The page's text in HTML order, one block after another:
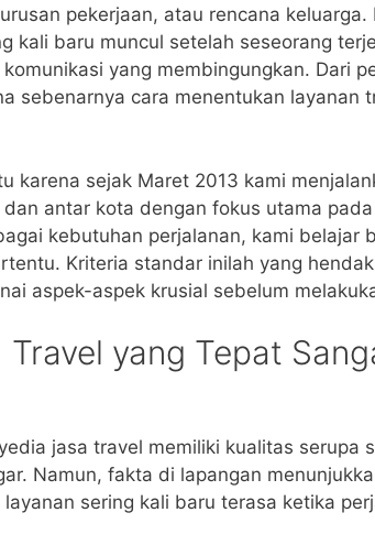
pekerjaan, atau rencana keluarga.
kali baru muncul setelah seseorang
yang membingungkan. Dari
sebenarnya cara menentukan layanan
karena sejak Maret 2013 kami
antar kota dengan fokus utama
kebutuhan perjalanan, kami belajar
Kriteria standar inilah yang
aspek-aspek krusial sebelum
yang Tepat
jasa travel memiliki kualitas serupa
Namun, fakta di lapangan
sering kali baru terasa ketika